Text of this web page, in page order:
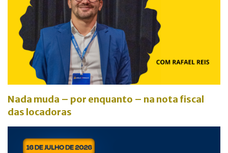
Nada muda – por enquanto – na nota fiscal
das locadoras